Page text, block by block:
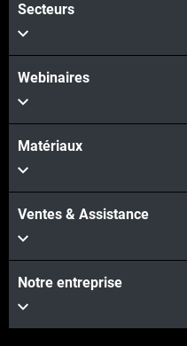
Secteurs
Webinaires
Matériaux
Ventes & Assistance
Notre entreprise